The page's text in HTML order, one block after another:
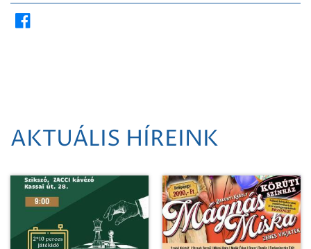
AKTUÁLIS HÍREINK